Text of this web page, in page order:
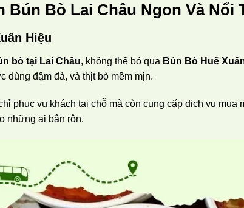
Bún Bò Lai Châu Ngon Và Nổi
Hiệu
bò tại Lai Châu, không thể bỏ qua Bún Bò Huế
dùng đậm đà, và thịt bò mềm mịn.
phục vụ khách tại chỗ mà còn cung cấp dịch vụ mua
những ai bận rộn.